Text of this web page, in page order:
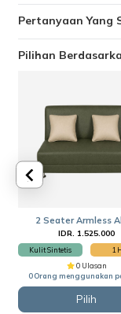
Pertanyaan Yang
Pilihan
2 Seater Armless
IDR. 1.525.000
Kulit Sintetis
1
0 Ulasan
0 Orang menggunakan
Pilih